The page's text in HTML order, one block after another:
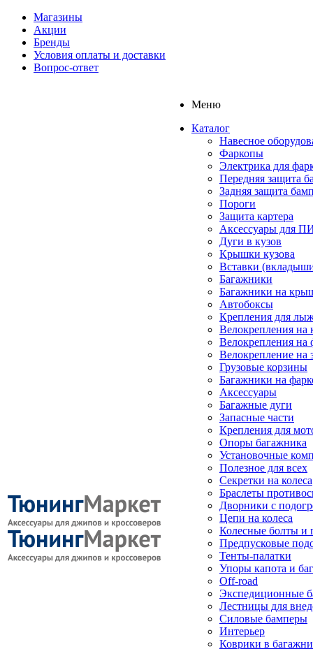
Магазины
Акции
Бренды
Условия оплаты и доставки
Вопрос-ответ
Меню
Каталог
Навесное
Фаркопы
Электрика для
Передняя защита
Задняя защита
Пороги
Защита картера
Аксессуары для
Дуги в кузов
Крышки кузова
Вставки
Багажники
Багажники на
Автобоксы
Крепления для
Велокрепления
Велокрепления на
Велокрепление на
Грузовые корзины
Багажники на
Аксессуары
Багажные дуги
Запасные части
Крепления для
Опоры багажника
Установочные
Полезное для всех
Секретки на колеса
Браслеты
Дворники с
Цепи на колеса
Колесные болты и
Предпусковые
Тенты-палатки
Упоры капота и
Off-road
Экспедиционные
Лестницы для
Силовые бамперы
Интерьер
Коврики в